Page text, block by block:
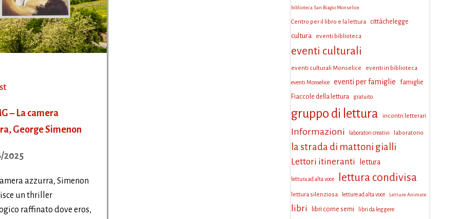
– La camera
George Simenon
2025
azzurra, Simenon
un thriller
raffinato dove eros,
biblioteca San Biagio Monselice
Centro per il libro e la lettura cittàchelegge
cultura eventi biblioteca
eventi culturali
eventi culturali Monselice eventi in biblioteca
eventi Monselice eventi per famiglie
famiglie
Fiaccole della lettura
gratuito
gruppo di lettura incontri letterari
Informazioni laboratori creativi laboratorio
la strada di mattoni gialli
Lettori itineranti lettura
lettura ad alta voce lettura condivisa
lettura silenziosa letture ad alta voce Letture Animate
libri libri come semi libri da leggere